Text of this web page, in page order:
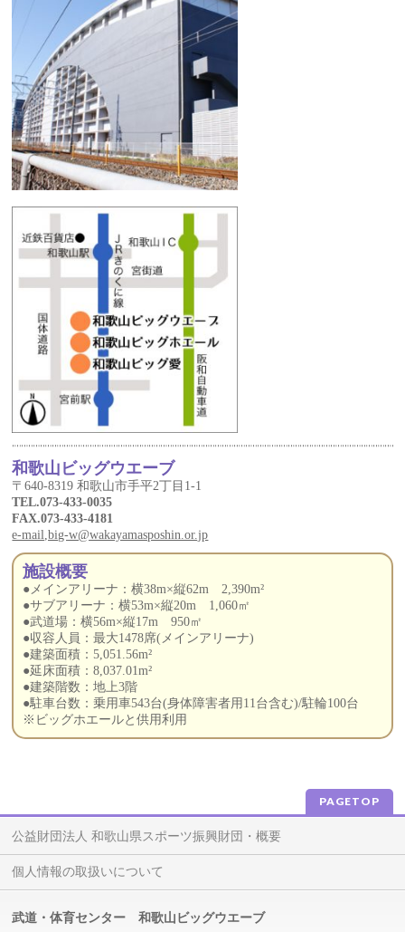
和歌山ビッグウエーブ
〒640-8319 和歌山市手平2丁目1-1
TEL.073-433-0035
FAX.073-433-4181
e-mail,big-w@wakayamasposhin.or.jp
施設概要
●メインアリーナ：横38m×縦62m 2,390m²
●サブアリーナ：横53m×縦20m 1,060㎡
●武道場：横56m×縦17m 950㎡
●収容人員：最大1478席(メインアリーナ)
●建築面積：5,051.56m²
●延床面積：8,037.01m²
●建築階数：地上3階
●駐車台数：乗用車543台(身体障害者用11台含む)/駐輪100台
※ビッグホエールと供用利用
PAGETOP
公益財団法人 和歌山県スポーツ振興財団・概要
個人情報の取扱いについて
武道・体育センター 和歌山ビッグウエーブ